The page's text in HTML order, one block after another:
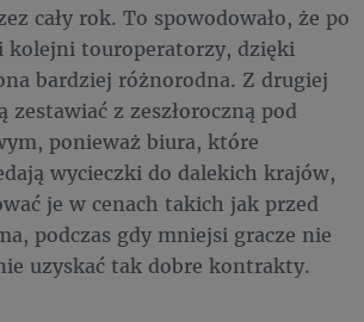
cały rok. To spowodowało, że po
kolejni touroperatorzy, dzięki
bardziej różnorodna. Z drugiej
z zeszłoroczną pod
ponieważ biura, które
wycieczki do dalekich krajów,
je w cenach takich jak przed
podczas gdy mniejsi gracze nie
uzyskać tak dobre kontrakty.